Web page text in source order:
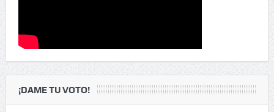
¡DAME TU VOTO!